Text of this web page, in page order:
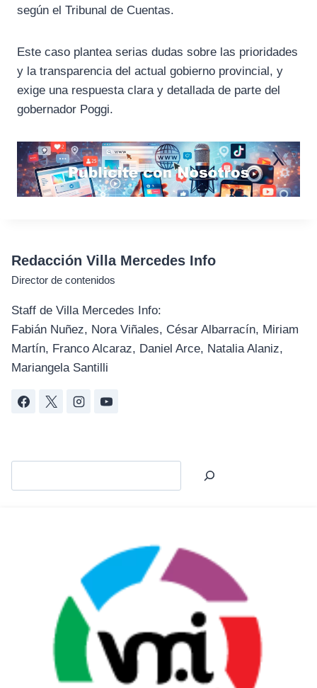
según el Tribunal de Cuentas.
Este caso plantea serias dudas sobre las prioridades
y la transparencia del actual gobierno provincial, y
exige una respuesta clara y detallada de parte del
gobernador Poggi.
Redacción Villa Mercedes Info
Director de contenidos
Staff de Villa Mercedes Info:
Fabián Nuñez, Nora Viñales, César Albarracín, Miriam
Martín, Franco Alcaraz, Daniel Arce, Natalia Alaniz,
Mariangela Santilli